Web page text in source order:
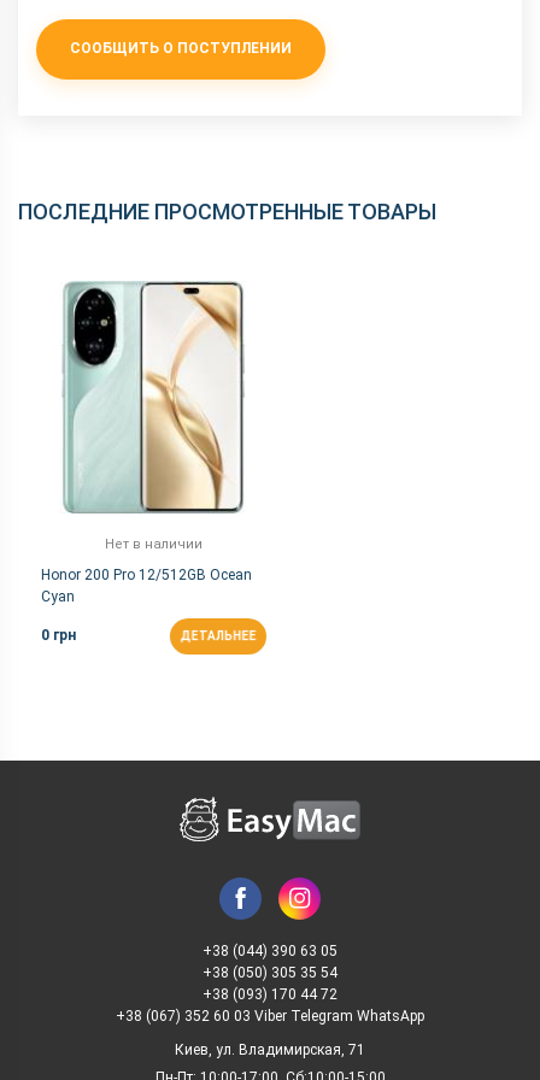
Аудиоразъем 3.5 мм
Интерфейсный
Type-C
СООБЩИТЬ О ПОСТУПЛЕНИИ
ПОСЛЕДНИЕ ПРОСМОТРЕННЫЕ ТОВАРЫ
Нет в наличии
Honor 200 Pro 12/512GB Ocean
Cyan
0 грн ДЕТАЛЬНЕЕ
+38 (044) 390 63 05
+38 (050) 305 35 54
+38 (093) 170 44 72
+38 (067) 352 60 03 Viber Telegram WhatsApp
Киев, ул. Владимирская, 71